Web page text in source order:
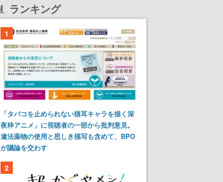
ランキング
1
「タバコを止められない猫耳キャラを描く深
夜枠アニメ」に視聴者の一部から批判意見。
違法薬物の使用と思しき描写も含めて、BPO
が議論を交わす
2